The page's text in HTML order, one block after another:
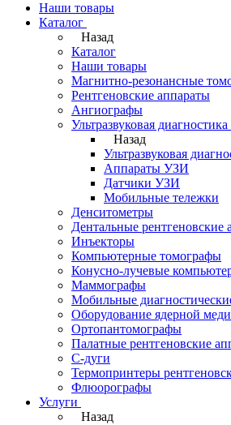
Наши товары
Каталог
Назад
Каталог
Наши товары
Магнитно-резонансные
Рентгеновские аппараты
Ангиографы
Ультразвуковая диагностика
Назад
Ультразвуковая
Аппараты УЗИ
Датчики УЗИ
Мобильные тележки
Денситометры
Дентальные рентгеновские
Инъекторы
Компьютерные томографы
Конусно-лучевые
Маммографы
Мобильные
Оборудование ядерной
Ортопантомографы
Палатные рентгеновские
С-дуги
Термопринтеры
Флюорографы
Услуги
Назад